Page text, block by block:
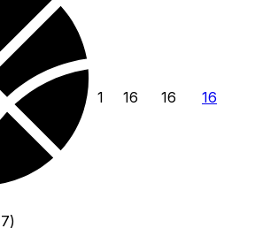
)
1 16 16 16